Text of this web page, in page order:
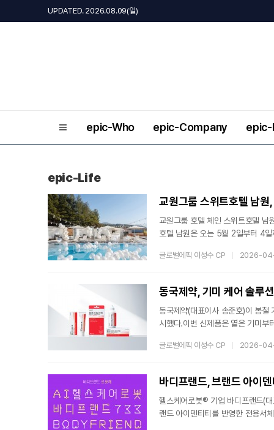
UPDATED. 2026.08.09(일)
epic-Who epic-Company
epic-Life
교원그룹 스위트호텔 남원
교원그룹 호텔 체인 스위트호텔 남
호텔 남원은 오는 5월 2일부터 4일
단위 투숙객 수요가 집중되는 흐
번 키즈 페스타에 관련 콘텐츠를
글로벌에픽 이성수 CP 2026-
동국제약, 기미 케어 솔루
동국제약(대표이사 송준호)이 봄철
시했다.이번 신제품은 옅은 기미
기술력을 바탕으로 한 K-더마 솔루
Quinone)’을 비롯해, 트라넥사믹
글로벌에픽 이성수 CP 2026-
바디프랜드, 브랜드 아이
헬스케어로봇® 기업 바디프랜드(
랜드 아이덴티티를 반영한 전용서